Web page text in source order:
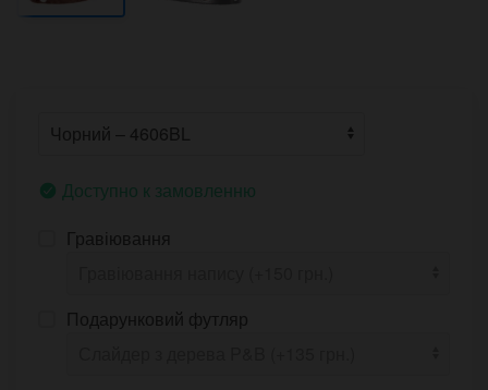
Доступно к замовленню
Гравіювання
Подарунковий футляр